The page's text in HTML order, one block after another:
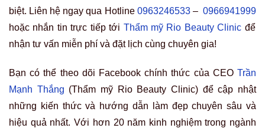
biệt. Liên hệ ngay qua Hotline 0963246533–0966941999
hoặc nhắn tin trực tiếp tới Thẩm mỹ Rio Beauty Clinic để
nhận tư vấn miễn phí và đặt lịch cùng chuyên gia!
Bạn có thể theo dõi Facebook chính thức của CEO Trần
Mạnh Thắng (Thẩm mỹ Rio Beauty Clinic) để cập nhật
những kiến thức và hướng dẫn làm đẹp chuyên sâu và
hiệu quả nhất. Với hơn 20 năm kinh nghiệm trong ngành